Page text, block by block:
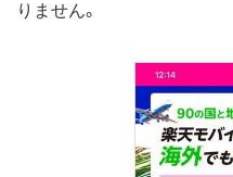
りません。